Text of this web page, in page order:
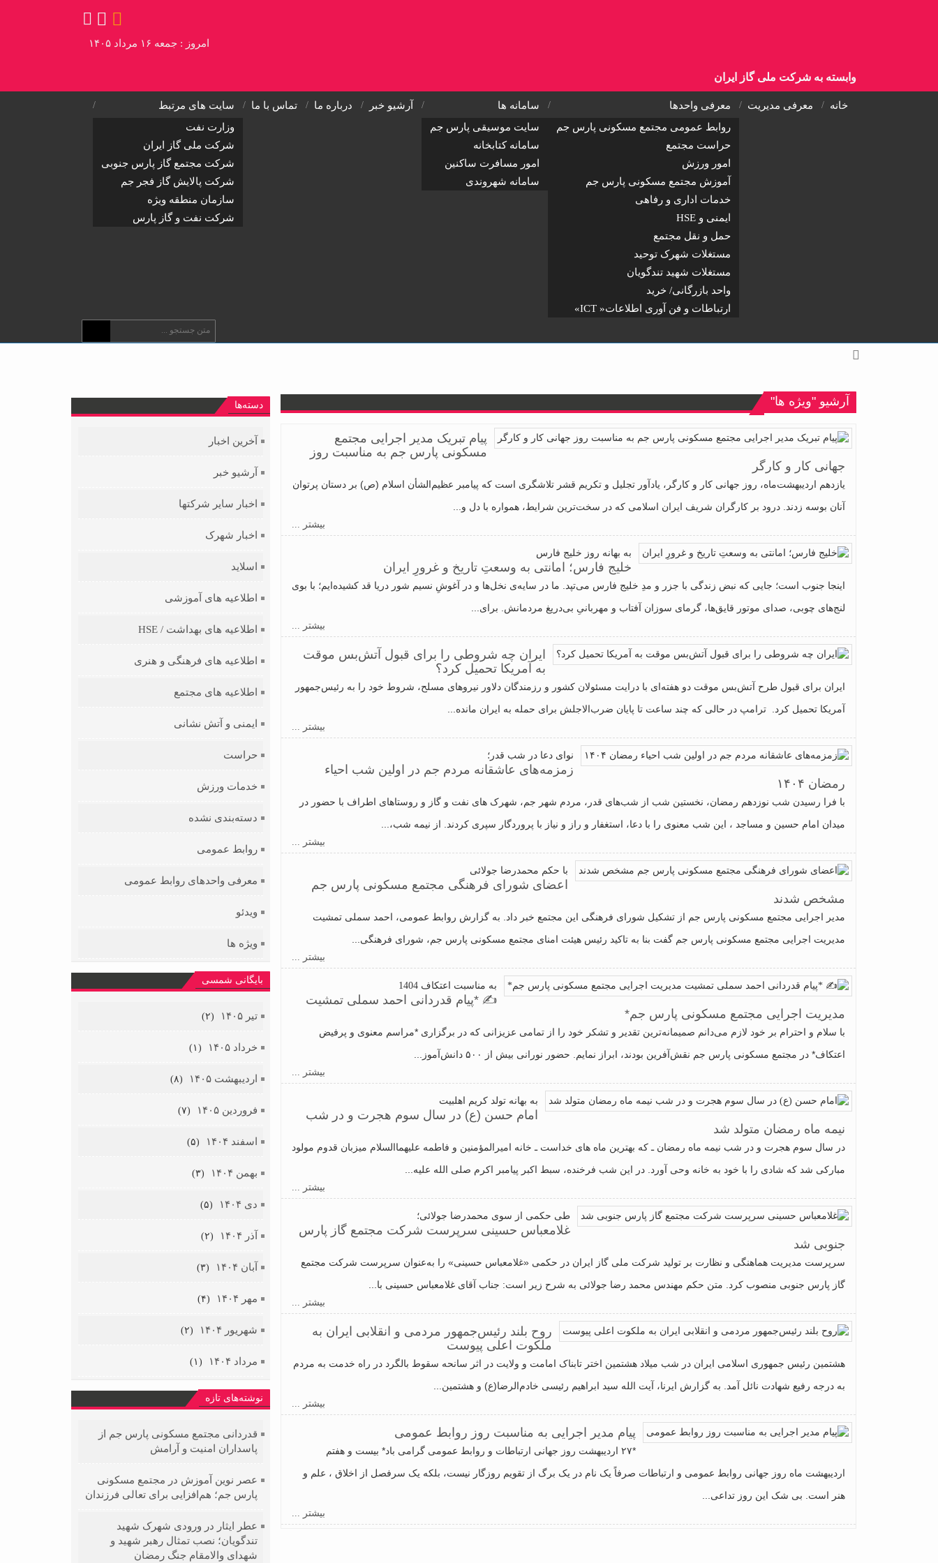
وابسته به شرکت ملی گاز ایران
امروز : جمعه ۱۶ مرداد ۱۴۰۵
خانه معرفی مدیریت
معرفی واحدها
روابط عمومی مجتمع مسکونی پارس جم
حراست مجتمع
امور ورزش
آموزش مجتمع مسکونی پارس جم
خدمات اداری و رفاهی
ایمنی و HSE
حمل و نقل مجتمع
مستغلات شهرک توحید
مستغلات شهید تندگویان
واحد بازرگانی/ خرید
ارتباطات و فن آوری اطلاعات« ICT»
سامانه ها
سایت موسیقی پارس جم
سامانه کتابخانه
امور مسافرت ساکنین
سامانه شهروندی
آرشیو خبر درباره ما تماس با ما
سایت های مرتبط
وزارت نفت
شرکت ملی گاز ایران
شرکت مجتمع گاز پارس جنوبی
شرکت پالایش گاز فجر جم
سازمان منطقه ویژه
شرکت نفت و گاز پارس
آرشیو "ویژه ها"
پیام تبریک مدیر اجرایی مجتمع
مسکونی پارس جم به مناسبت روز
جهانی کار و کارگر
یازدهم اردیبهشت‌ماه، روز جهانی کار و کارگر، یادآور تجلیل و تکریم قشر تلاشگری است که پیامبر عظیم‌الشأن اسلام (ص) بر دستان پرتوان
آنان بوسه زدند. درود بر کارگران شریف ایران اسلامی که در سخت‌ترین شرایط، همواره با دل و...
بیشتر ...
به بهانه روز خلیج فارس
خلیج فارس؛ امانتی به وسعتِ تاریخ و غرورِ ایران
اینجا جنوب است؛ جایی که نبض زندگی با جزر و مدِ خلیج فارس می‌تپد. ما در سایه‌ی نخل‌ها و در آغوشِ نسیم شور دریا قد کشیده‌ایم؛ با بوی
لنج‌های چوبی، صدای موتور قایق‌ها، گرمای سوزان آفتاب و مهربانیِ بی‌دریغ مردمانش. برای...
بیشتر ...
ایران چه شروطی را برای قبول آتش‌بس موقت
به آمریکا تحمیل کرد؟
ایران برای قبول طرح آتش‌بس موقت دو هفته‌ای با درایت مسئولان کشور و رزمندگان دلاور نیروهای مسلح، شروط خود را به رئیس‌جمهور
آمریکا تحمیل کرد. ترامپ در حالی که چند ساعت تا پایان ضرب‌الاجلش برای حمله به ایران مانده...
بیشتر ...
نوای دعا در شب قدر؛
زمزمه‌های عاشقانه مردم جم در اولین شب احیاء
رمضان ۱۴۰۴
با فرا رسیدن شب نوزدهم رمضان، نخستین شب از شب‌های قدر، مردم شهر جم، شهرک های نفت و گاز و روستاهای اطراف با حضور در
میدان امام حسین و مساجد ، این شب معنوی را با دعا، استغفار و راز و نیاز با پروردگار سپری کردند. از نیمه شب،...
بیشتر ...
با حکم محمدرضا جولائی
اعضای شورای فرهنگی مجتمع مسکونی پارس جم
مشخص شدند
مدیر اجرایی مجتمع مسکونی پارس جم از تشکیل شورای فرهنگی این مجتمع خبر داد. به گزارش روابط عمومی، احمد سملی تمشیت
مدیریت اجرایی مجتمع مسکونی پارس جم گفت بنا به تاکید رئیس هیئت امنای مجتمع مسکونی پارس جم،‌ شورای فرهنگی...
بیشتر ...
به مناسبت اعتکاف 1404
✍️ *پیام قدردانی احمد سملی تمشیت
مدیریت اجرایی مجتمع مسکونی پارس جم*
با سلام و احترام بر خود لازم می‌دانم صمیمانه‌ترین تقدیر و تشکر خود را از تمامی عزیزانی که در برگزاری *مراسم معنوی و پرفیض
اعتکاف* در مجتمع مسکونی پارس جم نقش‌آفرین بودند، ابراز نمایم. حضور نورانی بیش از ۵۰۰ دانش‌آموز...
بیشتر ...
به بهانه تولد کریم اهلبیت
امام حسن (ع) در سال سوم هجرت و در شب
نیمه ماه رمضان متولد شد
در سال سوم هجرت و در شب نیمه ماه رمضان ـ که بهترین ماه های خداست ـ خانه امیرالمؤمنین و فاطمه علیهماالسلام میزبان قدوم مولود
مبارکی شد که شادی را با خود به خانه وحی آورد. در این شب فرخنده، سبط اکبر پیامبر اکرم صلی الله علیه...
بیشتر ...
طی حکمی از سوی محمدرضا جولائی؛
غلامعباس حسینی سرپرست شرکت مجتمع گاز پارس
جنوبی شد
سرپرست مدیریت هماهنگی و نظارت بر تولید شرکت ملی گاز ایران در حکمی «غلامعباس حسینی» را به‌عنوان سرپرست شرکت مجتمع
گاز پارس جنوبی منصوب کرد. متن حکم مهندس محمد رضا جولائی به شرح زیر است: جناب آقای غلامعباس حسینی با...
بیشتر ...
روح بلند رئیس‌جمهور مردمی و انقلابی ایران به
ملکوت اعلی پیوست
هشتمین رئیس جمهوری اسلامی ایران در شب میلاد هشتمین اختر تابناک امامت و ولایت در اثر سانحه سقوط بالگرد در راه خدمت به مردم
به درجه رفیع شهادت نائل آمد. به گزارش ایرنا، آیت الله سید ابراهیم رئیسی خادم‌الرضا(ع) و هشتمین...
بیشتر ...
پیام مدیر اجرایی به مناسبت روز روابط عمومی
*٢٧ اردیبهشت روز جهانی ارتباطات و روابط عمومی گرامی باد* بیست و هفتم
اردیبهشت ماه روز جهانی روابط عمومی و ارتباطات صرفاً یک نام در یک برگ از تقویم روزگار نیست، بلکه یک سرفصل از اخلاق ، علم و
هنر است. بی شک این روز تداعی...
بیشتر ...
دسته‌ها
آخرین اخبار
آرشیو خبر
اخبار سایر شرکتها
اخبار شهرک
اسلاید
اطلاعیه های آموزشی
اطلاعیه های بهداشت / HSE
اطلاعیه های فرهنگی و هنری
اطلاعیه های مجتمع
ایمنی و آتش نشانی
حراست
خدمات ورزش
دسته‌بندی نشده
روابط عمومی
معرفی واحدهای روابط عمومی
ویدئو
ویژه ها
بایگانی شمسی
تیر ۱۴۰۵ (۲)
خرداد ۱۴۰۵ (۱)
اردیبهشت ۱۴۰۵ (۸)
فروردین ۱۴۰۵ (۷)
اسفند ۱۴۰۴ (۵)
بهمن ۱۴۰۴ (۳)
دی ۱۴۰۴ (۵)
آذر ۱۴۰۴ (۲)
آبان ۱۴۰۴ (۳)
مهر ۱۴۰۴ (۴)
شهریور ۱۴۰۴ (۲)
مرداد ۱۴۰۴ (۱)
نوشته‌های تازه
قدردانی مجتمع مسکونی پارس جم از
پاسداران امنیت و آرامش
عصر نوین آموزش در مجتمع مسکونی
پارس جم؛ هم‌افزایی برای تعالی فرزندان
عطر ایثار در ورودی شهرک شهید
تندگویان؛ نصب تمثال رهبر شهید و
شهدای والامقام جنگ رمضان